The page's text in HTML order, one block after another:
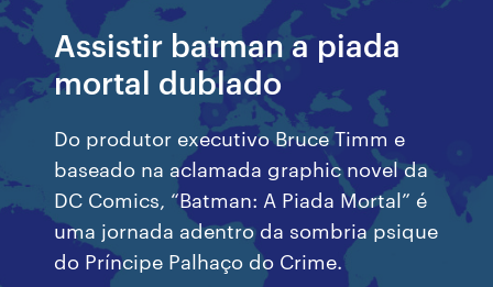
Assistir batman a piada
mortal dublado
Do produtor executivo Bruce Timm e
baseado na aclamada graphic novel da
DC Comics, “Batman: A Piada Mortal” é
uma jornada adentro da sombria psique
do Príncipe Palhaço do Crime.